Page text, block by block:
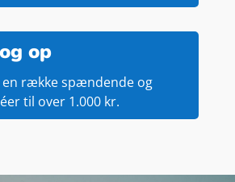
op
række spændende og
til over 1.000 kr.